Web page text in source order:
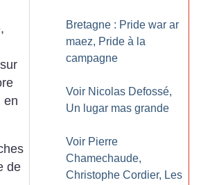
en
de
Bretagne : Pride war ar
maez, Pride à la
campagne
Voir Nicolas Defossé,
Un lugar mas grande
Voir Pierre
Chamechaude,
Christophe Cordier, Les